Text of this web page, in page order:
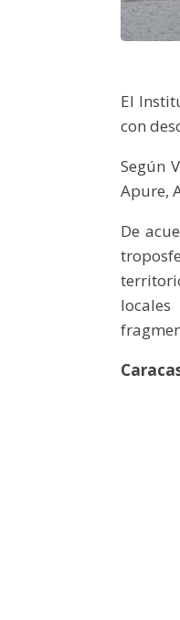
El
con
Según
Apure,
De